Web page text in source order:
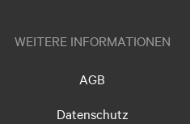
WEITERE INFORMATIONEN
AGB
Datenschutz